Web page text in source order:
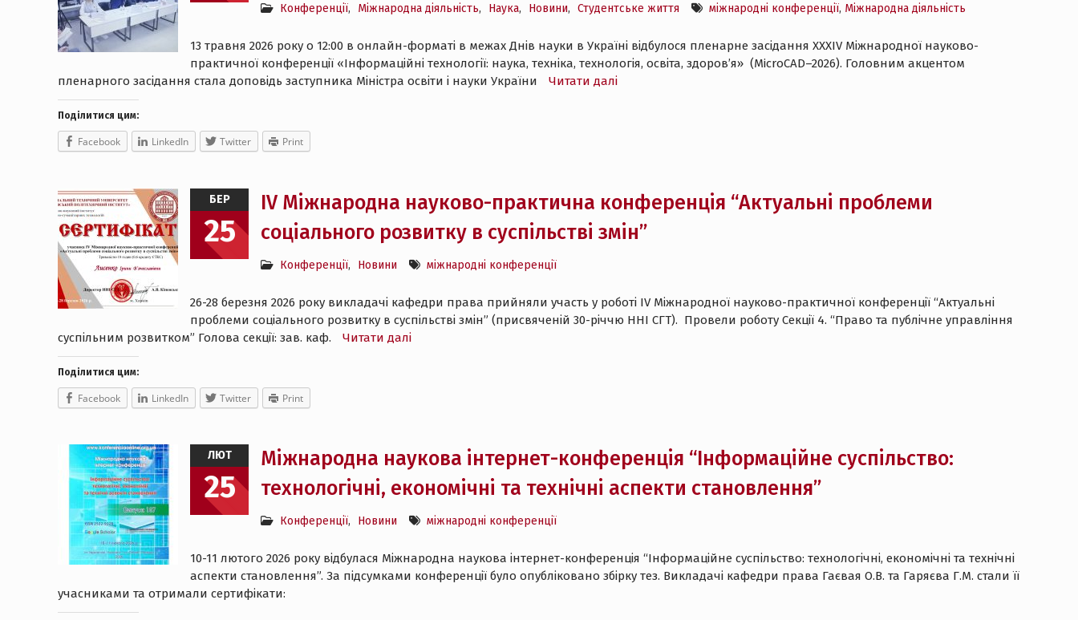
Конференції, Міжнародна діяльність, Наука, Новини, Студентське життя міжнародні конференції, Міжнародна діяльність
13 травня 2026 року о 12:00 в онлайн-форматі в межах Днів науки в Україні відбулося пленарне засідання XXXІV Міжнародної науково-
практичної конференції «Інформаційні технології: наука, техніка, технологія, освіта, здоров’я» (MicroCAD–2026). Головним акцентом
пленарного засідання стала доповідь заступника Міністра освіти і науки України
Читати далі
Поділитися цим:
Facebook LinkedIn Twitter Print
БЕР
25
ІV Міжнародна науково-практична конференція “Актуальні проблеми
соціального розвитку в суспільстві змін”
Конференції, Новини міжнародні конференції
26-28 березня 2026 року викладачі кафедри права прийняли участь у роботі ІV Міжнародної науково-практичної конференції “Актуальні
проблеми соціального розвитку в суспільстві змін” (присвяченій 30-річчю ННІ СГТ). Провели роботу Секції 4. “Право та публічне управління
суспільним розвитком” Голова секції: зав. каф.
Читати далі
Поділитися цим:
Facebook LinkedIn Twitter Print
ЛЮТ
25
Міжнародна наукова інтернет-конференція “Інформаційне суспільство:
технологічні, економічні та технічні аспекти становлення”
Конференції, Новини міжнародні конференції
10-11 лютого 2026 року відбулася Міжнародна наукова інтернет-конференція “Інформаційне суспільство: технологічні, економічні та технічні
аспекти становлення”. За підсумками конференції було опубліковано збірку тез. Викладачі кафедри права Гаєвая О.В. та Гаряєва Г.М. стали її
учасниками та отримали сертифікати: